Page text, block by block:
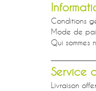
Conditions
Mode de
Qui sommes
Service
Livraison